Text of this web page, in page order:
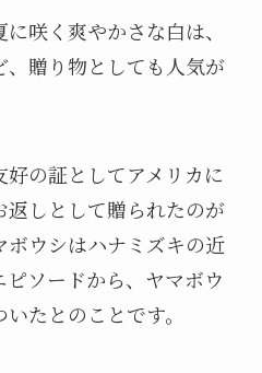
に咲く爽やかさな白は、
贈り物としても人気が
の証としてアメリカに
しとして贈られたのが
ウシはハナミズキの近
ソードから、ヤマボウ
たとのことです。